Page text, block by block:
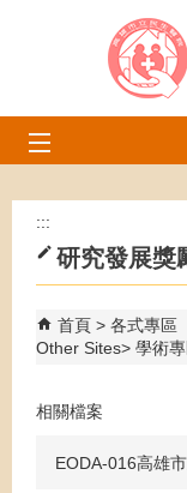
跳到主要內容區塊
:::
研究發展獎
首頁
各式專區
Other Sites
學術
相關檔案
EODA-016高雄